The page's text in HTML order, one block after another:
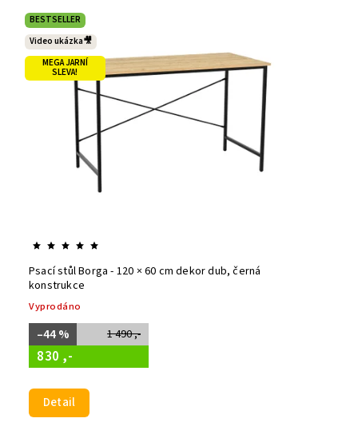
BESTSELLER
Video ukázka🎥
MEGA JARNÍ
SLEVA!
Psací stůl Borga - 120 × 60 cm dekor dub, černá
konstrukce
Vyprodáno
1 490 ,-
–44 %
830 ,-
Detail